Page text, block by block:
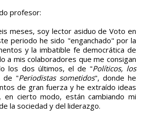
profesor:
meses, soy lector asiduo de Voto en
periodo he sido "enganchado" por la
y la imbatible fe democrática de
a mis colaboradores que me consigan
los dos últimos, el de "Políticos, los
de "Periodistas sometidos", donde he
de gran fuerza y he extraído ideas
en cierto modo, están cambiando mi
la sociedad y del liderazgo.